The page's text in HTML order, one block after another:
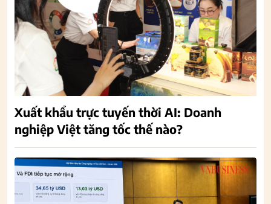
Xuất khẩu trực tuyến thời AI: Doanh
nghiệp Việt tăng tốc thế nào?